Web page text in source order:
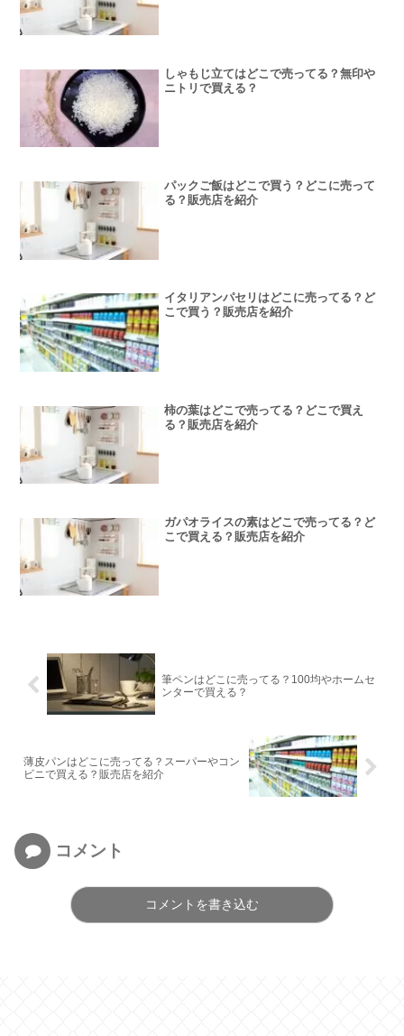
しゃもじ立てはどこで売ってる？無印や
ニトリで買える？
パックご飯はどこで買う？どこに売って
る？販売店を紹介
イタリアンパセリはどこに売ってる？ど
こで買う？販売店を紹介
柿の葉はどこで売ってる？どこで買え
る？販売店を紹介
ガパオライスの素はどこで売ってる？ど
こで買える？販売店を紹介
筆ペンはどこに売ってる？100均やホームセ
ンターで買える？
薄皮パンはどこに売ってる？スーパーやコン
ビニで買える？販売店を紹介
コメント
コメントを書き込む